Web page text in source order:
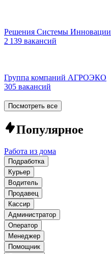
Решения Системы Инновации
2 139 вакансий
Группа компаний АГРОЭКО
305 вакансий
Посмотреть все
Популярное
Работа из дома
Подработка
Курьер
Водитель
Продавец
Кассир
Администратор
Оператор
Менеджер
Помощник